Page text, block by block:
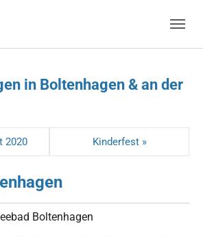
in Boltenhagen & an der
2020 Kinderfest »
Boltenhagen